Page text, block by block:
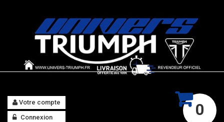
0
Votre compte
Connexion